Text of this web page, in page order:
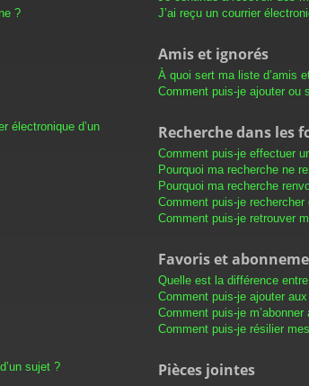
?
électronique d’un
sujet ?
J’ai reçu un courrier
Amis et ignorés
À quoi sert ma liste d’amis
Comment puis-je ajouter ou
Recherche dans les
Comment puis-je effectuer
Pourquoi ma recherche ne
Pourquoi ma recherche
Comment puis-je rechercher
Comment puis-je retrouver
Favoris et
Quelle est la différence
Comment puis-je ajouter
Comment puis-je
Comment puis-je résilier
Pièces jointes